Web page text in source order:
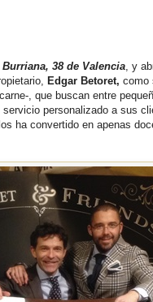
38 de Valencia , y
Edgar Betoret, como
, que buscan entre
personalizado a sus
ha convertido en apenas